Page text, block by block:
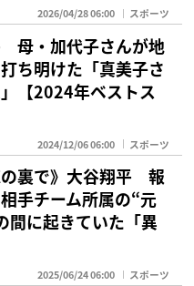
2026/04/28 06:00 スポーツ
母・加代子さんが地
ち明けた「真美子さ
【2024年ベストス
2024/12/06 06:00 スポーツ
の裏で》大谷翔平 報
手チーム所属の“元
間に起きていた「異
2025/06/24 06:00 スポーツ